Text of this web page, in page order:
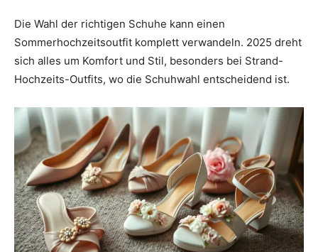
Die Wahl der richtigen Schuhe kann einen
Sommerhochzeitsoutfit komplett verwandeln. 2025 dreht
sich alles um Komfort und Stil, besonders bei Strand-
Hochzeits-Outfits, wo die Schuhwahl entscheidend ist.